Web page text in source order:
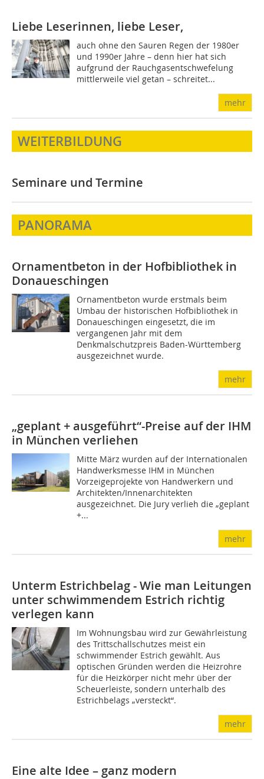
Liebe Leserinnen, liebe Leser,
auch ohne den Sauren Regen der 1980er
und 1990er Jahre – denn hier hat sich
aufgrund der Rauchgasentschwefelung
mittlerweile viel getan – schreitet...
mehr
WEITERBILDUNG
Seminare und Termine
PANORAMA
Ornamentbeton in der Hofbibliothek in
Donaueschingen
Ornamentbeton wurde erstmals beim
Umbau der historischen Hofbibliothek in
Donaueschingen eingesetzt, die im
vergangenen Jahr mit dem
Denkmalschutzpreis Baden-Württemberg
ausgezeichnet wurde.
mehr
„geplant + ausgeführt“-Preise auf der IHM
in München verliehen
Mitte März wurden auf der Internationalen
Handwerksmesse IHM in München
Vorzeigeprojekte von Handwerkern und
Architekten/Innenarchitekten
ausgezeichnet. Die Jury verlieh die „geplant
+...
mehr
Unterm Estrichbelag -Wie man Leitungen
unter schwimmendem Estrich richtig
verlegen kann
Im Wohnungsbau wird zur Gewährleistung
des Trittschallschutzes meist ein
schwimmender Estrich gewählt. Aus
optischen Gründen werden die Heizrohre
für die Heizkörper nicht mehr über der
Scheuerleiste, sondern unterhalb des
Estrichbelags „versteckt“.
mehr
Eine alte Idee – ganz modern